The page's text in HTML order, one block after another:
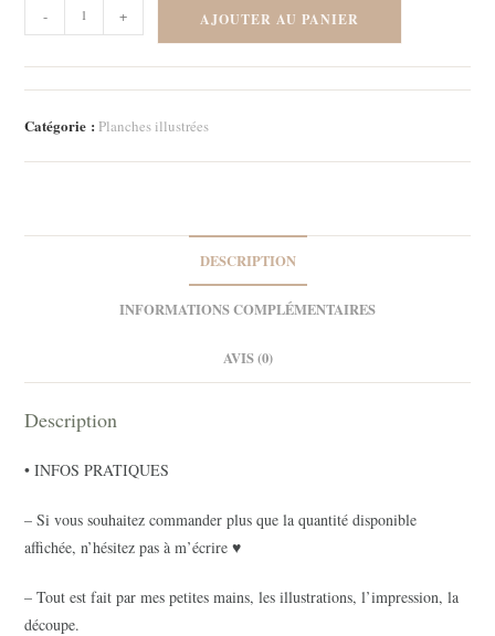
de
Planche
d'autocollants
-
- + AJOUTER AU PANIER
Catégorie : Planches illustrées
DESCRIPTION
INFORMATIONS COMPLÉMENTAIRES
AVIS (0)
Description
• INFOS PRATIQUES
– Si vous souhaitez commander plus que la quantité disponible
affichée, n’hésitez pas à m’écrire ♥
– Tout est fait par mes petites mains, les illustrations, l’impression, la
découpe.